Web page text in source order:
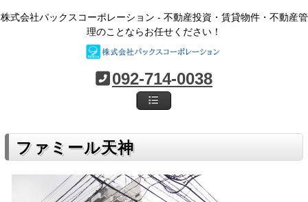
株式会社パックスコーポレーション - 不動産投資・賃貸物件・不動産管
理のことならお任せください！
092-714-0038
ファミール天神